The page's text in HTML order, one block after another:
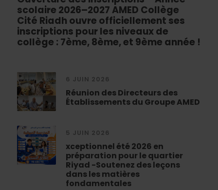
scolaire 2026–2027 AMED Collège
Cité Riadh ouvre officiellement ses
inscriptions pour les niveaux de
collège : 7ème, 8ème, et 9ème année !
6 JUIN 2026
Réunion des Directeurs des
Établissements du Groupe AMED
5 JUIN 2026
xceptionnel été 2026 en
préparation pour le quartier
Riyad -Soutenez des leçons
dans les matières
fondamentales